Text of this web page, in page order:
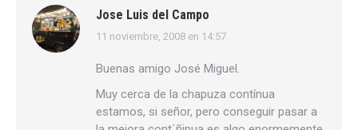
Jose Luis del Campo
dice:
11 noviembre, 2008 en 14:57
Buenas amigo José Miguel.
Muy cerca de la chapuza contínua
estamos, si señor, pero conseguir pasar a